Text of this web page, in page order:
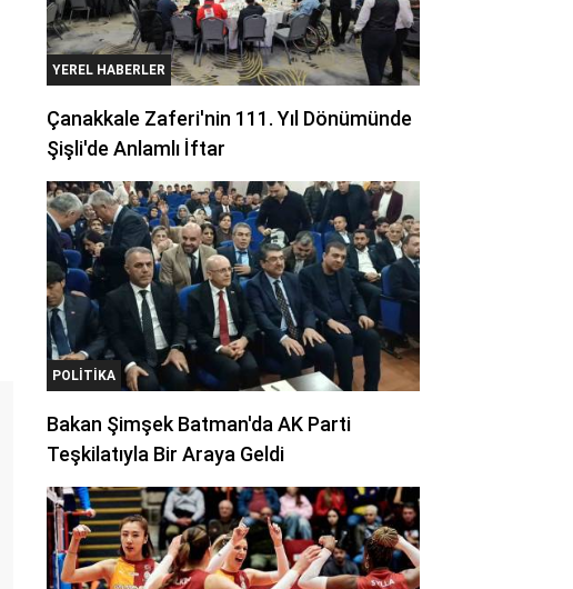
YEREL HABERLER
Çanakkale Zaferi'nin 111. Yıl Dönümünde
Şişli'de Anlamlı İftar
POLITIKA
Bakan Şimşek Batman'da AK Parti
Teşkilatıyla Bir Araya Geldi